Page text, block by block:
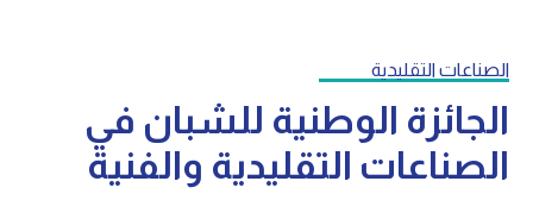
الصناعات التقليدية
الجائزة الوطنية للشبان في
الصناعات التقليدية والفنية